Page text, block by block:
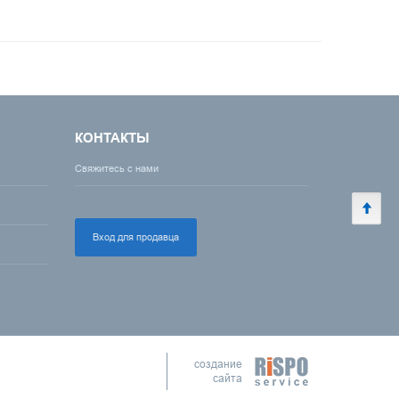
КОНТАКТЫ
Свяжитесь с нами
Вход для продавца
создание
сайта